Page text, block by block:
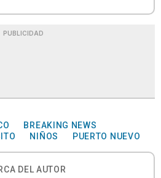
PUBLICIDAD
BREAKING NEWS
NIÑOS PUERTO NUEVO
DEL AUTOR